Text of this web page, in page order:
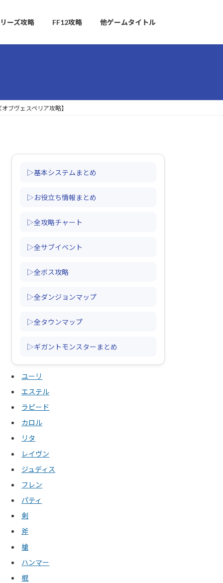
ーズ攻略 FF12攻略 他ゲームタイトル
ブヴェスペリア攻略】
▷基本システムまとめ
▷お役立ち情報まとめ
▷全攻略チャート
▷全サブイベント
▷全ボス攻略
▷全ダンジョンマップ
▷全タウンマップ
▷ギガントモンスターまとめ
ユーリ
エステル
ラピード
カロル
リタ
レイヴン
ジュディス
フレン
パティ
剣
斧
槍
ハンマー
棍